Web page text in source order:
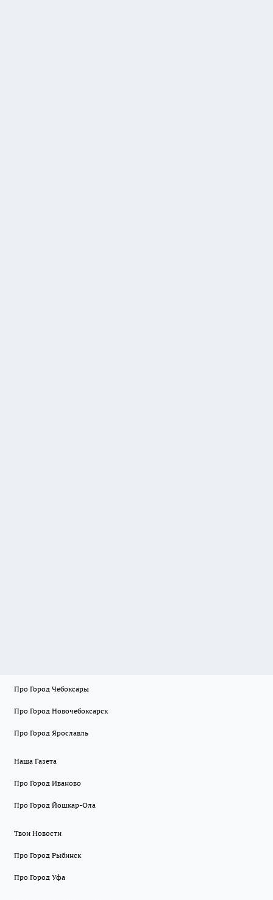
Про Город Чебоксары
Про Город Новочебоксарск
Про Город Ярославль
Наша Газета
Про Город Иваново
Про Город Йошкар-Ола
Твои Новости
Про Город Рыбинск
Про Город Уфа